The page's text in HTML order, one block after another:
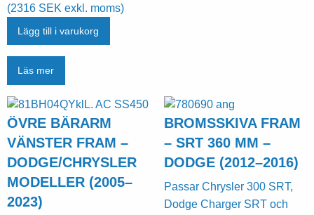
(2316 SEK exkl. moms)
Lägg till i varukorg
Läs mer
ÖVRE BÄRARM
VÄNSTER FRAM –
DODGE/CHRYSLER
MODELLER (2005–
2023)
BROMSSKIVA FRAM
– SRT 360 MM –
DODGE (2012–2016)
Passar Chrysler 300 SRT,
Dodge Charger SRT och